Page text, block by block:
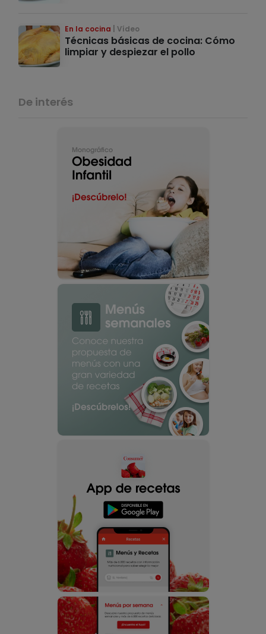
En la cocina Vídeo
Técnicas básicas de cocina: Cómo
limpiar y despiezar el pollo
De interés